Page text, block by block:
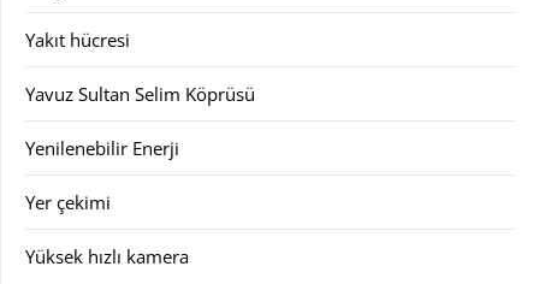
Yakıt hücresi
Yavuz Sultan Selim Köprüsü
Yenilenebilir Enerji
Yer çekimi
Yüksek hızlı kamera